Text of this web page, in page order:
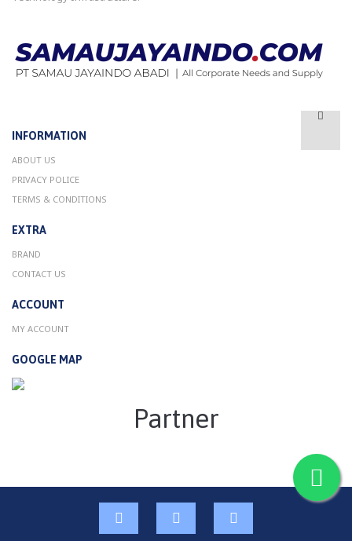
INFORMATION
ABOUT US
PRIVACY POLICE
TERMS & CONDITIONS
EXTRA
BRAND
CONTACT US
ACCOUNT
MY ACCOUNT
GOOGLE MAP
Partner